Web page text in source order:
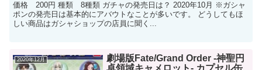
価格 200円 種類 8種類 ガチャの発売日は？ 2020年10月 ※ガシャ
ポンの発売日は基本的にアバウトなことが多いです。 どうしてもほ
しい商品はガシャショップの店員に聞く...
2020年12月
劇場版Fate/Grand Order -神聖円
卓領域キャメロット- カプセル缶